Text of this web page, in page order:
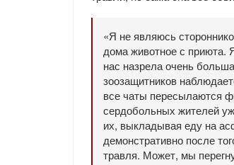
«Я не являюсь
дома животное с приюта.
нас назрела очень
зоозащитников
все чаты пересылаются
сердобольных жителей
их, выкладывая еду на
демонстративно после
травля. Может, мы